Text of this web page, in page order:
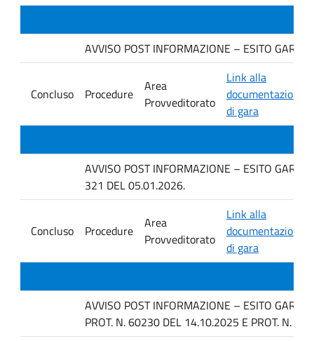
AVVISO POST INFORMAZIONE – ESITO GARA
Concluso Procedure
Area
Provveditorato
Link alla
documentazione
di gara
AVVISO POST INFORMAZIONE – ESITO GARA
321 DEL 05.01.2026.
Concluso Procedure
Area
Provveditorato
Link alla
documentazione
di gara
AVVISO POST INFORMAZIONE – ESITO GARA
PROT. N. 60230 DEL 14.10.2025 E PROT. N.